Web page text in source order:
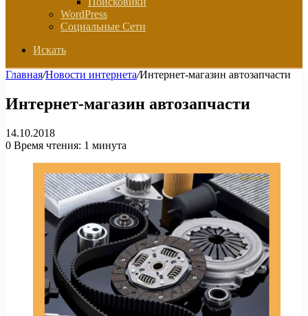
WordPress
Социальные Сети
Искать
Главная/Новости интернета/Интернет-магазин автозапчасти
Интернет-магазин автозапчасти
14.10.2018
0 Время чтения: 1 минута